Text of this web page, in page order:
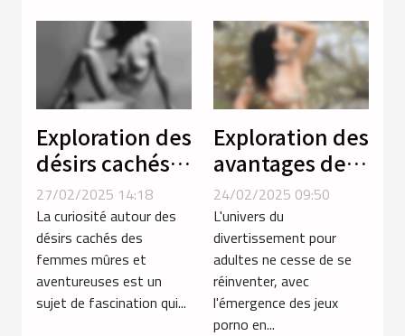
Exploration des
désirs cachés
chez les
femmes mûres
et
aventureuses
27/02/2025 14:18
La curiosité autour des
désirs cachés des
femmes mûres et
aventureuses est un
sujet de fascination qui...
Exploration des
avantages des
jeux porno en
ligne par
rapport aux
vidéos
traditionnelles
24/02/2025 09:50
L'univers du
divertissement pour
adultes ne cesse de se
réinventer, avec
l'émergence des jeux
porno en...